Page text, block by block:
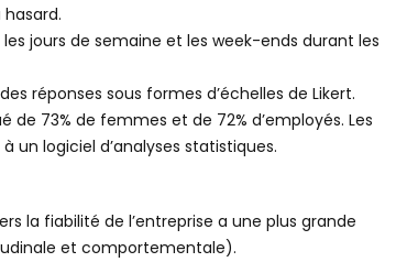
jours de semaine et les week-ends durant les
réponses sous formes d’échelles de Likert.
73% de femmes et de 72% d’employés. Les
un logiciel d’analyses statistiques.
la fiabilité de l’entreprise a une plus grande
et comportementale).